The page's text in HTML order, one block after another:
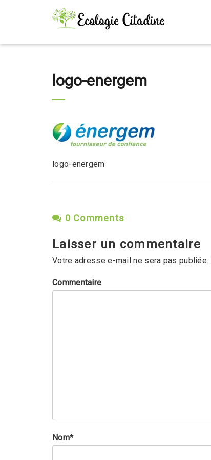
logo-energem
logo-energem
0 Comments
Laisser un commentaire
Votre adresse e-mail ne sera pas publiée.
Commentaire
Nom*